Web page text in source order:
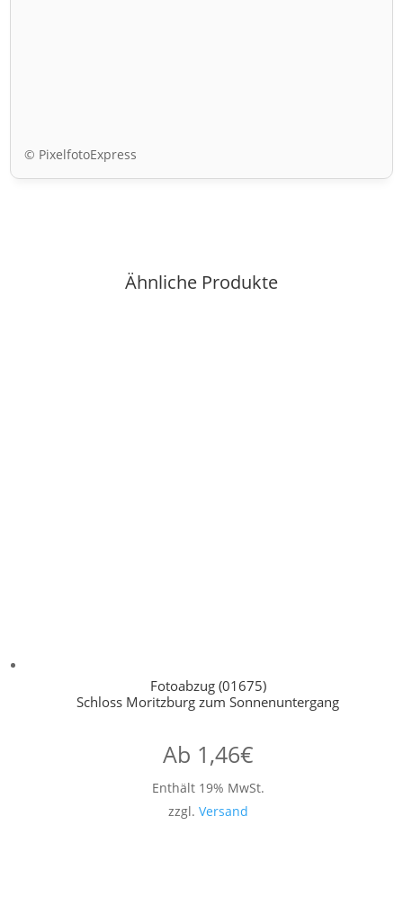
© PixelfotoExpress
Ähnliche Produkte
Fotoabzug (01675)
Schloss Moritzburg zum Sonnenuntergang
Ab 1,46€
Enthält 19% MwSt.
zzgl. Versand